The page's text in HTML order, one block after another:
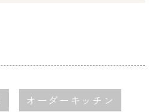
オーダーキッチン